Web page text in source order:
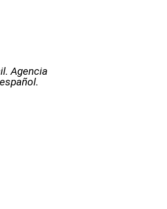
Agencia